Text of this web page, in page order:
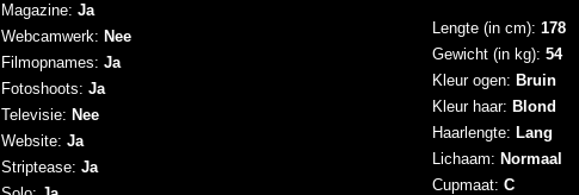
Magazine: Ja
Webcamwerk: Nee
Filmopnames: Ja
Fotoshoots: Ja
Televisie: Nee
Website: Ja
Striptease: Ja
Lengte (in cm): 178
Gewicht (in kg): 54
Kleur ogen: Bruin
Kleur haar: Blond
Haarlengte: Lang
Lichaam: Normaal
Cupmaat: C